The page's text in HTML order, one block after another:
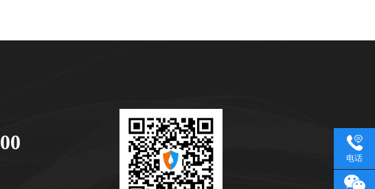
电话